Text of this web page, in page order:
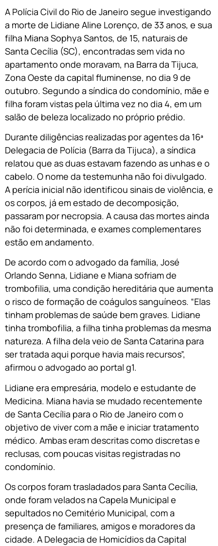
A Polícia Civil do Rio de Janeiro segue investigando
a morte de Lidiane Aline Lorenço, de 33 anos, e sua
filha Miana Sophya Santos, de 15, naturais de
Santa Cecília (SC), encontradas sem vida no
apartamento onde moravam, na Barra da Tijuca,
Zona Oeste da capital fluminense, no dia 9 de
outubro. Segundo a síndica do condomínio, mãe e
filha foram vistas pela última vez no dia 4, em um
salão de beleza localizado no próprio prédio.
Durante diligências realizadas por agentes da 16ª
Delegacia de Polícia (Barra da Tijuca), a síndica
relatou que as duas estavam fazendo as unhas e o
cabelo. O nome da testemunha não foi divulgado.
A perícia inicial não identificou sinais de violência, e
os corpos, já em estado de decomposição,
passaram por necropsia. A causa das mortes ainda
não foi determinada, e exames complementares
estão em andamento.
De acordo com o advogado da família, José
Orlando Senna, Lidiane e Miana sofriam de
trombofilia, uma condição hereditária que aumenta
o risco de formação de coágulos sanguíneos. “Elas
tinham problemas de saúde bem graves. Lidiane
tinha trombofilia, a filha tinha problemas da mesma
natureza. A filha dela veio de Santa Catarina para
ser tratada aqui porque havia mais recursos”,
afirmou o advogado ao portal g1.
Lidiane era empresária, modelo e estudante de
Medicina. Miana havia se mudado recentemente
de Santa Cecília para o Rio de Janeiro com o
objetivo de viver com a mãe e iniciar tratamento
médico. Ambas eram descritas como discretas e
reclusas, com poucas visitas registradas no
condomínio.
Os corpos foram trasladados para Santa Cecília,
onde foram velados na Capela Municipal e
sepultados no Cemitério Municipal, com a
presença de familiares, amigos e moradores da
cidade. A Delegacia de Homicídios da Capital